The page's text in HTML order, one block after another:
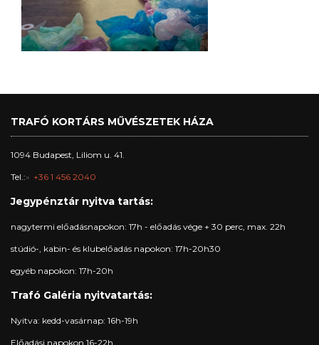
TRAFÓ KORTÁRS MŰVÉSZETEK HÁZA
1094 Budapest, Liliom u. 41.
Tel.: +36 1 456 2040
Jegypénztár nyitva tartás:
nagytermi előadásnapokon: 17h - előadás vége + 30 perc, max. 22h
stúdió-, kabin- és klubelőadás napokon: 17h-20h30
egyéb napokon: 17h-20h
Trafó Galéria nyitvatartás:
Nyitva: kedd-vasárnap: 16h-19h
Előadási napokon 16-22h.